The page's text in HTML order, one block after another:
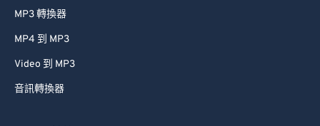
MP3 轉換器
MP4 到 MP3
Video 到 MP3
音訊轉換器